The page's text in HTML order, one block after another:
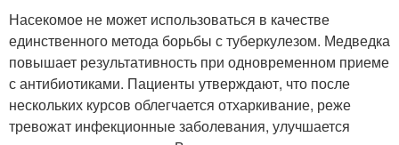
Насекомое не может использоваться в качестве
единственного метода борьбы с туберкулезом. Медведка
повышает результативность при одновременном приеме
с антибиотиками. Пациенты утверждают, что после
нескольких курсов облегчается отхаркивание, реже
тревожат инфекционные заболевания, улучшается